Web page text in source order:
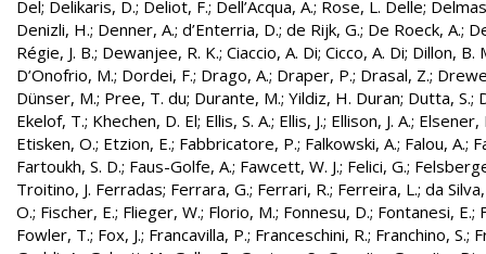
Del; Delikaris, D.; Deliot, F.; Dell’Acqua, A.; Rose, L. Delle;
Denizli, H.; Denner, A.; d’Enterria, D.; de Rijk, G.; De Roeck, A.;
Régie, J. B.; Dewanjee, R. K.; Ciaccio, A. Di; Cicco, A. Di; Dillon, B.
D’Onofrio, M.; Dordei, F.; Drago, A.; Draper, P.; Drasal, Z.;
Dünser, M.; Pree, T. du; Durante, M.; Yildiz, H. Duran; Dutta, S.;
Ekelof, T.; Khechen, D. El; Ellis, S. A.; Ellis, J.; Ellison, J. A.; Elsener,
Etisken, O.; Etzion, E.; Fabbricatore, P.; Falkowski, A.; Falou, A.;
Fartoukh, S. D.; Faus-Golfe, A.; Fawcett, W. J.; Felici, G.;
Troitino, J. Ferradas; Ferrara, G.; Ferrari, R.; Ferreira, L.; da
O.; Fischer, E.; Flieger, W.; Florio, M.; Fonnesu, D.; Fontanesi, E.;
Fowler, T.; Fox, J.; Francavilla, P.; Franceschini, R.; Franchino, S.;